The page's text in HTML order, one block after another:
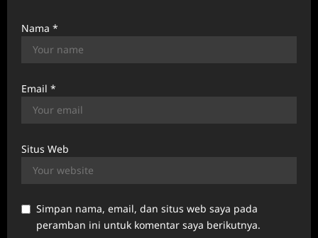
Nama *
Email *
Situs Web
Simpan nama, email, dan situs web saya pada
peramban ini untuk komentar saya berikutnya.